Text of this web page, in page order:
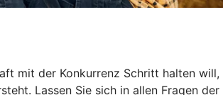
mit der Konkurrenz Schritt halten
Lassen Sie sich in allen Fragen